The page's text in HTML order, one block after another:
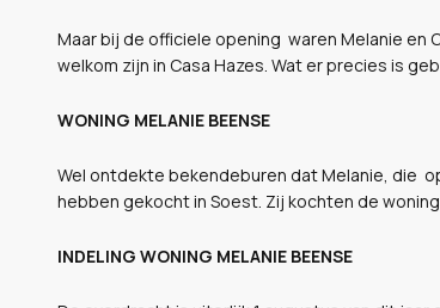
Maar bij de officiele opening waren Melanie
welkom zijn in Casa Hazes. Wat er precies is
WONING MELANIE BEENSE
Wel ontdekte bekendeburen dat Melanie, die
hebben gekocht in Soest. Zij kochten de
INDELING WONING MELANIE BEENSE